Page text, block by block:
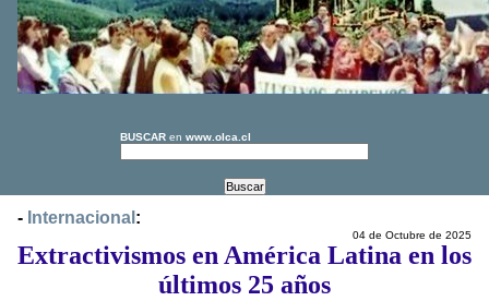
BUSCAR en www.olca.cl
- Internacional :
04 de Octubre de 2025
Extractivismos en América Latina en los
últimos 25 años